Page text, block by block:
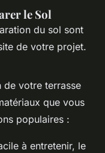
le Sol
du sol sont
de votre projet.
de votre terrasse
que vous
populaires :
à entretenir, le